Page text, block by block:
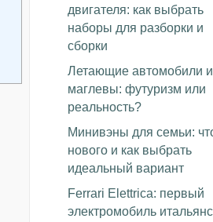
двигателя: как выбрать
наборы для разборки и
сборки
Летающие автомобили и
маглевы: футуризм или
реальность?
Минивэны для семьи:
нового и как выбрать
идеальный вариант
Ferrari Elettrica: первый
электромобиль